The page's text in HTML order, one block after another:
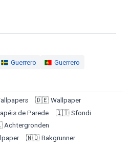
Guerrero
Guerrero
🇩🇪 Wallpaper
de Parede 🇮🇹 Sfondi
Achtergronden
🇳🇴 Bakgrunner